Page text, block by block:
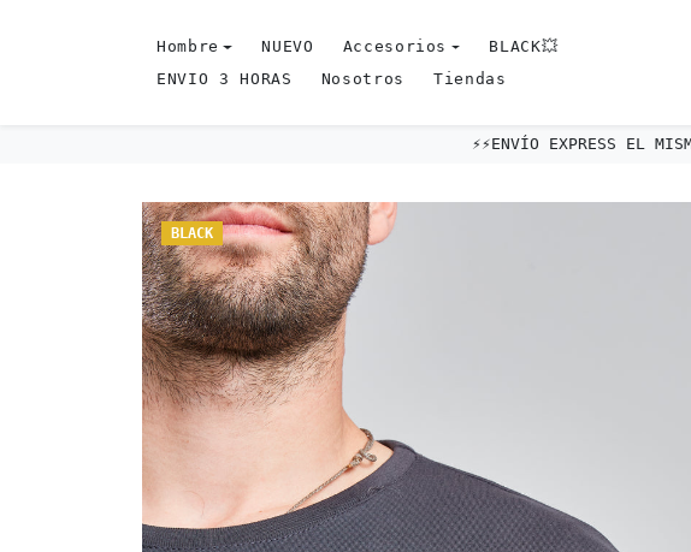
Hombre NUEVO Accesorios
BLACK💥
ENVIO 3 HORAS
Nosotros Tiendas
⚡️⚡️ENVÍO EXPRESS EL MISMO DÍA
BLACK